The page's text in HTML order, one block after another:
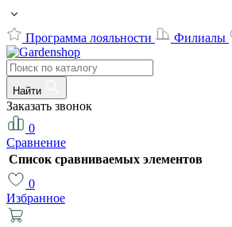
Программа лояльности Филиалы
Найти
Заказать звонок
0
Сравнение
Список сравниваемых элементов
0
Избранное